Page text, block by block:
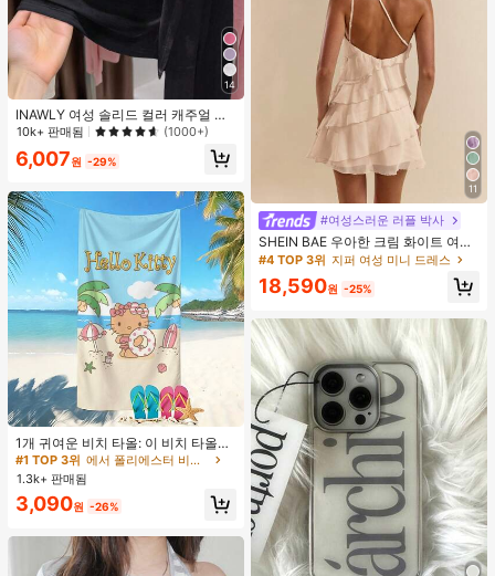
14
INAWLY 여성 솔리드 컬러 캐주얼 얇
은 가디건, 봄/여름
10k+ 판매됨 (1000+)
6,007원 -29%
1개 귀여운 비치 타올: 이 비치 타올은
귀여운 카툰 패턴 디자인이 특징이며,
초극세사로 제작되어 부드럽고 내구
성이 뛰어나며 빠르게 건조됩니다. 해
변, 수영장 또는 레저 센터에서 사용하
기에 완벽합니다. 모래 방지 및 자외선
차단 기능이 있으며, 가볍고 편안하여
서핑, 수영 및 요가 활동에 이상적인
선택입니다.
#1 TOP 3위
에서 폴리에스터 비치 타월
거의 매진!
#1 TOP 3위
에서 폴리에스터 비치 타월
거의 매진!
#1 TOP 3위
에서 폴리에스터 비치 타월
거의 매진!
#1 TOP 3위
1.3k+ 판매됨
3,090원 -26%
11
#여성스러운 러플 박사
SHEIN BAE 우아한 크림 화이트 여름
레이어드 연꽃잎 케이크 미니 드레스,
일 파티 밤 외출 칵테일 의류
#4 TOP 3위 지퍼 여성 미니 드레스
18,590원 -25%